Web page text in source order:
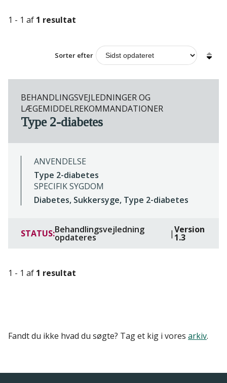
1 - 1 af 1 resultat
Sorter efter
BEHANDLINGSVEJLEDNINGER OG
LÆGEMIDDELREKOMMANDATIONER
Type 2-diabetes
ANVENDELSE
Type 2-diabetes
SPECIFIK SYGDOM
Diabetes, Sukkersyge, Type 2-diabetes
STATUS:Behandlingsvejledning
opdateres |Version
1.3
1 - 1 af 1 resultat
Fandt du ikke hvad du søgte? Tag et kig i vores arkiv.